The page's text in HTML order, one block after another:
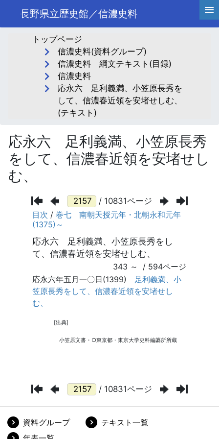
長野県立歴史館／信濃史料
トップページ
信濃史料(資料グループ)
信濃史料 綱文テキスト(目録)
信濃史料
応永六 足利義満、小笠原長秀を
して、信濃春近領を安堵せしむ、
(テキスト)
応永六 足利義満、小笠原長秀
をして、信濃春近領を安堵せし
む、
/ 10831ページ
/ 10831ページ
資料グループ
テキスト一覧